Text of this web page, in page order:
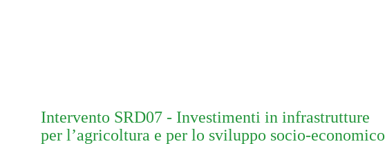
Intervento SRD07 - Investimenti in infrastrutture
per l’agricoltura e per lo sviluppo socio-economico